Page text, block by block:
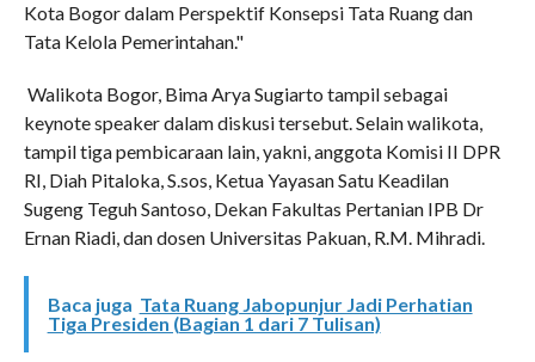
Kota Bogor dalam Perspektif Konsepsi Tata Ruang dan
Tata Kelola Pemerintahan."
Walikota Bogor, Bima Arya Sugiarto tampil sebagai
keynote speaker dalam diskusi tersebut. Selain walikota,
tampil tiga pembicaraan lain, yakni, anggota Komisi II DPR
RI, Diah Pitaloka, S.sos, Ketua Yayasan Satu Keadilan
Sugeng Teguh Santoso, Dekan Fakultas Pertanian IPB Dr
Ernan Riadi, dan dosen Universitas Pakuan, R.M. Mihradi.
Baca juga Tata Ruang Jabopunjur Jadi Perhatian
Tiga Presiden (Bagian 1 dari 7 Tulisan)